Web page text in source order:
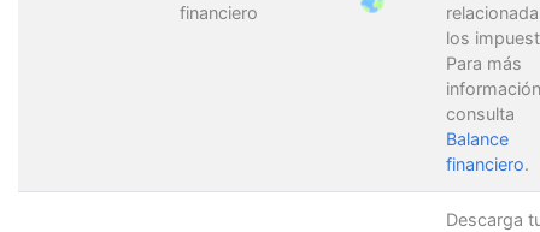
financiero
los
Para más
consulta
Balance
financiero.
Descarga